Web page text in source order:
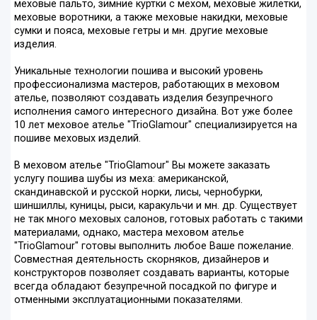
меховые пальто, зимние куртки с мехом, меховые жилетки,
меховые воротники, а также меховые накидки, меховые
сумки и пояса, меховые гетры и мн. другие меховые
изделия.
Уникальные технологии пошива и высокий уровень
профессионализма мастеров, работающих в меховом
ателье, позволяют создавать изделия безупречного
исполнения самого интересного дизайна. Вот уже более
10 лет меховое ателье "TrioGlamour" специализируется на
пошиве меховых изделий.
В меховом ателье "TrioGlamour" Вы можете заказать
услугу пошива шубы из меха: американской,
скандинавской и русской норки, лисы, чернобурки,
шиншиллы, куницы, рыси, каракульчи и мн. др. Существует
не так много меховых салонов, готовых работать с такими
материалами, однако, мастера меховом ателье
"TrioGlamour" готовы выполнить любое Ваше пожелание.
Совместная деятельность скорняков, дизайнеров и
конструкторов позволяет создавать варианты, которые
всегда обладают безупречной посадкой по фигуре и
отменными эксплуатационными показателями.